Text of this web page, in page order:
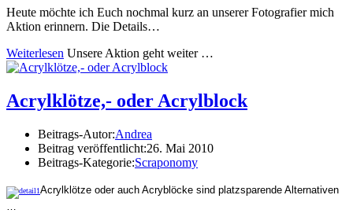
Heute möchte ich Euch nochmal kurz an unserer Fotografier mich
Aktion erinnern. Die Details…
Weiterlesen Unsere Aktion geht weiter …
Acrylklötze,- oder Acrylblock
Beitrags-Autor:Andrea
Beitrag veröffentlicht:26. Mai 2010
Beitrags-Kategorie:Scraponomy
Acrylklötze oder auch Acryblöcke sind platzsparende Alternativen
…